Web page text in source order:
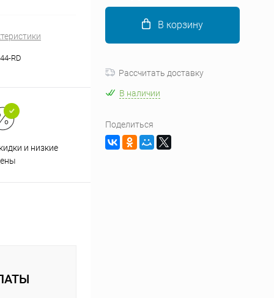
RD
и низкие
В корзину
Рассчитать доставку
В наличии
Поделиться